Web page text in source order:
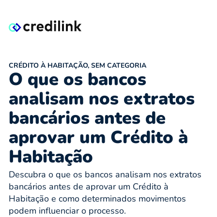
CRÉDITO À HABITAÇÃO, SEM CATEGORIA
O que os bancos
analisam nos extratos
bancários antes de
aprovar um Crédito à
Habitação
Descubra o que os bancos analisam nos extratos
bancários antes de aprovar um Crédito à
Habitação e como determinados movimentos
podem influenciar o processo.